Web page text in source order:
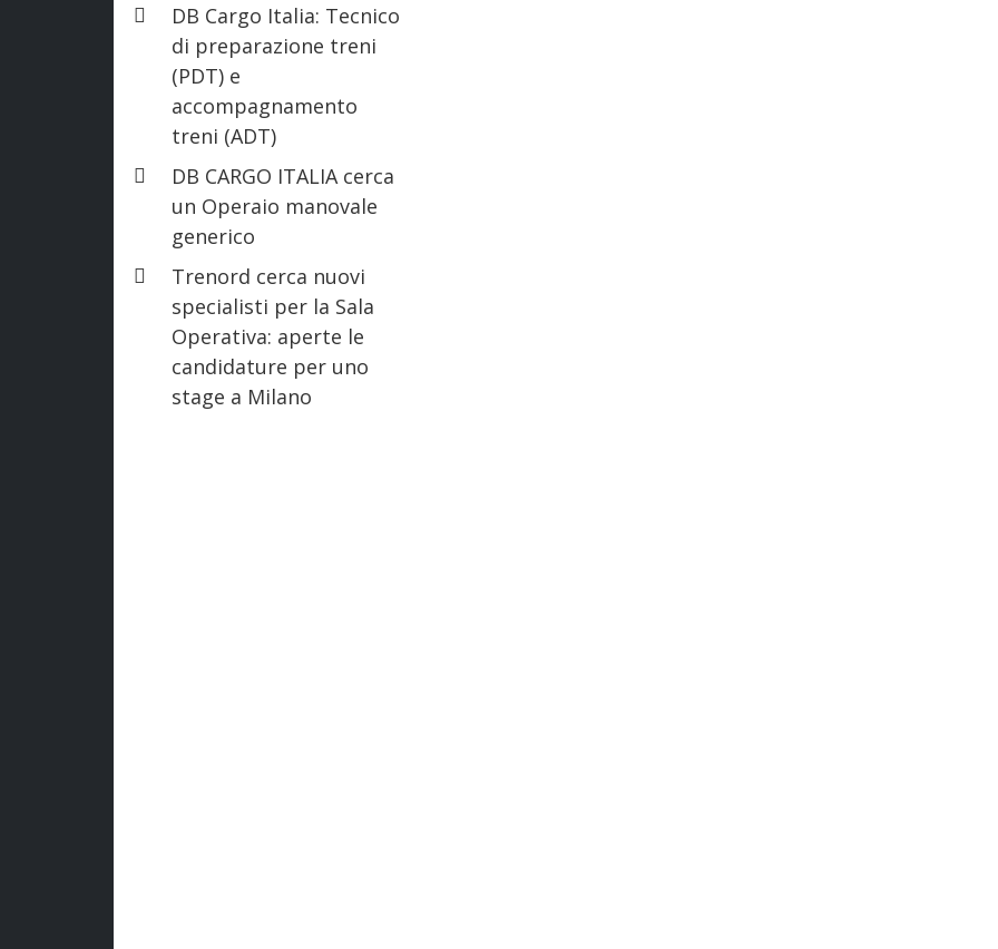
DB Cargo Italia: Tecnico
di preparazione treni
(PDT) e
accompagnamento
treni (ADT)
DB CARGO ITALIA cerca
un Operaio manovale
generico
Trenord cerca nuovi
specialisti per la Sala
Operativa: aperte le
candidature per uno
stage a Milano